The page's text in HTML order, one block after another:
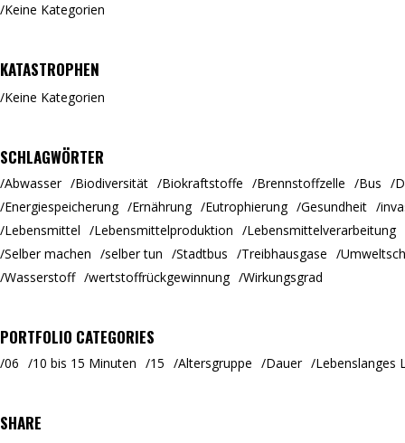
Keine Kategorien
KATASTROPHEN
Keine Kategorien
SCHLAGWÖRTER
Abwasser Biodiversität Biokraftstoffe Brennstoffzelle Bus
Energiespeicherung
Ernährung Eutrophierung Gesundheit
Lebensmittel
Lebensmittelproduktion
Lebensmittelverarbeitung
Selber machen
selber tun Stadtbus Treibhausgase
Wasserstoff
wertstoffrückgewinnung Wirkungsgrad
PORTFOLIO CATEGORIES
06 10 bis 15 Minuten 15 Altersgruppe Dauer Lebenslanges
SHARE